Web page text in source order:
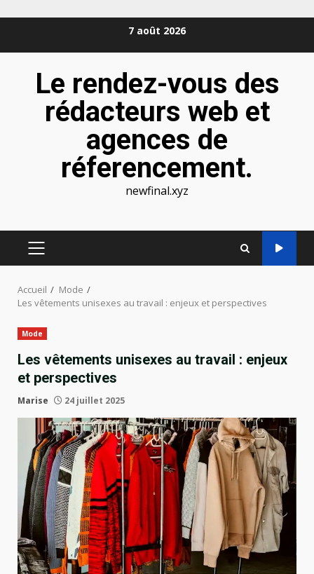
7 août 2026
Le rendez-vous des
rédacteurs web et
agences de
réferencement.
newfinal.xyz
MENU
Accueil
Mode
Les vêtements unisexes au travail : enjeux et perspectives
Mode
Les vêtements unisexes au travail : enjeux
et perspectives
Marise 24 juillet 2025